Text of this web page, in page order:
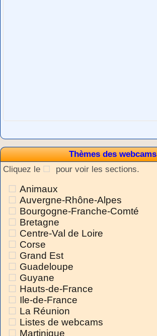
Thèmes des webcams
Cliquez le
pour voir les sections.
Animaux
Auvergne-Rhône-Alpes
Bourgogne-Franche-Comté
Bretagne
Centre-Val de Loire
Corse
Grand Est
Guadeloupe
Guyane
Hauts-de-France
Ile-de-France
La Réunion
Listes de webcams
Martinique